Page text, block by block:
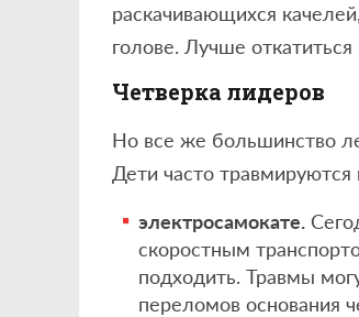
раскачивающихся
голове. Лучше
Четверка лидеров
Но все же большинство
Дети часто травмируются
электросамокате.
скоростным
подходить. Травмы
переломов основания